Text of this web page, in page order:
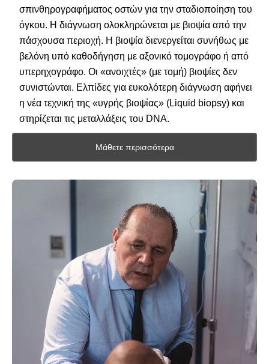
σπινθηρογραφήματος οστών για την σταδιοποίηση του
όγκου. Η διάγνωση ολοκληρώνεται με βιοψία από την
πάσχουσα περιοχή. Η βιοψία διενεργείται συνήθως με
βελόνη υπό καθοδήγηση με αξονικό τομογράφο ή από
υπερηχογράφο. Οι «ανοιχτές» (με τομή) βιοψίες δεν
συνιστώνται. Ελπίδες για ευκολότερη διάγνωση αφήνει
η νέα τεχνική της «υγρής βιοψίας» (Liquid biopsy) και
στηρίζεται τις μεταλλάξεις του DNA.
Μάθετε περισσότερα